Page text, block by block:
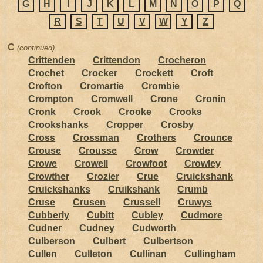
G H J K L M N O P
Q
R
S T U V W Y Z
C (continued)
Crittenden Crittendon
Crocheron
Crochet
Crocker Crockett
Croft
Crofton
Cromartie
Crombie
Crompton
Cromwell Crone
Cronin
Cronk
Crook Crooke
Crooks
Crookshanks
Cropper
Crosby
Cross
Crossman Crothers
Crounce
Crouse
Crousse Crow
Crowder
Crowe
Crowell Crowfoot
Crowley
Crowther
Crozier Crue
Cruickshank
Cruickshanks
Cruikshank
Crumb
Cruse
Crusen Crussell
Cruwys
Cubberly
Cubitt Cubley
Cudmore
Cudner
Cudney
Cudworth
Culberson
Culbert
Culbertson
Cullen
Culleton Cullinan
Cullingham